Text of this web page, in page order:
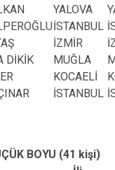
YALOVA
İSTANBUL
İZMİR
DİKİK MUĞLA
KOCAELİ
İSTANBUL
BOYU (41 kişi)